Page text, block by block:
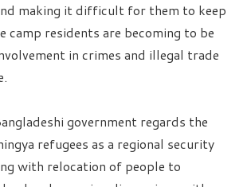
making it difficult for them to keep
camp residents are becoming to be
in crimes and illegal trade
government regards the
refugees as a regional security
with relocation of people to